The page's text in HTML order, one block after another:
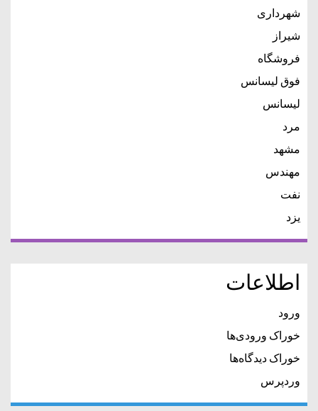
شهرداری
شیراز
فروشگاه
فوق لیسانس
لیسانس
مرد
مشهد
مهندس
نفت
یزد
اطلاعات
ورود
خوراک ورودی‌ها
خوراک دیدگاه‌ها
وردپرس